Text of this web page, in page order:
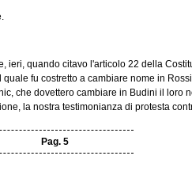
ieri, quando citavo l'articolo 22 della
fu costretto a cambiare nome in
che dovettero cambiare in Budini il loro
la nostra testimonianza di protesta
Pag. 5